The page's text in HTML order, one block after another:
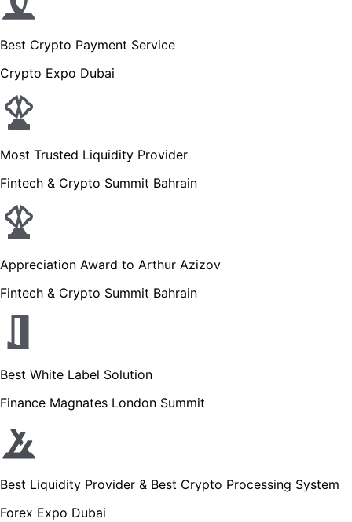
Best Crypto Payment Service
Crypto Expo Dubai
Most Trusted Liquidity Provider
Fintech & Crypto Summit Bahrain
Appreciation Award to Arthur Azizov
Fintech & Crypto Summit Bahrain
Best White Label Solution
Finance Magnates London Summit
Best Liquidity Provider & Best Crypto Processing System
Forex Expo Dubai